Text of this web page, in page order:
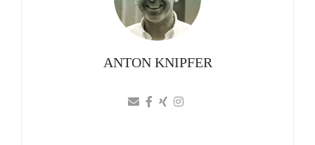
ANTON KNIPFER